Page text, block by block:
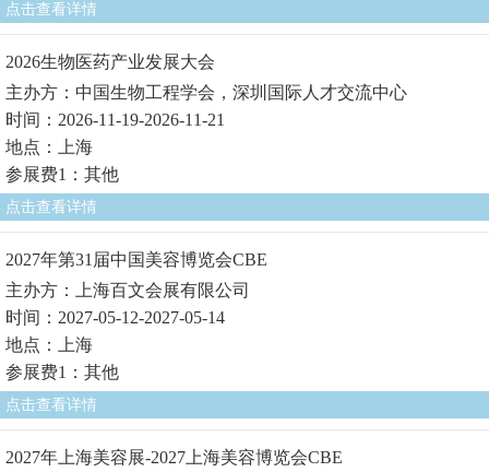
点击查看详情
2026生物医药产业发展大会
主办方：中国生物工程学会，深圳国际人才交流中心
时间：2026-11-19-2026-11-21
地点：上海
参展费1：其他
点击查看详情
2027年第31届中国美容博览会CBE
主办方：上海百文会展有限公司
时间：2027-05-12-2027-05-14
地点：上海
参展费1：其他
点击查看详情
2027年上海美容展-2027上海美容博览会CBE